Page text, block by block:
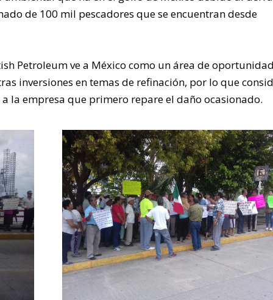
de 100 mil pescadores que se encuentran desde
Petroleum ve a México como un área de
inversiones en temas de refinación, por lo que
la empresa que primero repare el daño ocasionado.